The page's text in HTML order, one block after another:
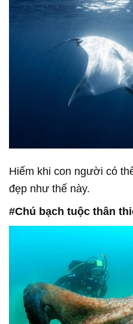
Hiếm khi con người có
đẹp như thế này.
#Chú bạch tuộc thân